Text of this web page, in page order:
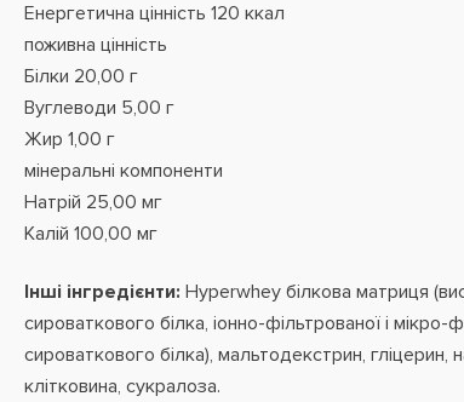
Енергетична цінність 120 ккал
поживна цінність
Білки 20,00 г
Вуглеводи 5,00 г
Жир 1,00 г
мінеральні компоненти
Натрій 25,00 мг
Калій 100,00 мг
Інші інгредієнти: Hyperwhey білкова матриця
сироваткового білка, іонно-фільтрованої і мікро-
сироваткового білка), мальтодекстрин, гліцерин,
клітковина, сукралоза.